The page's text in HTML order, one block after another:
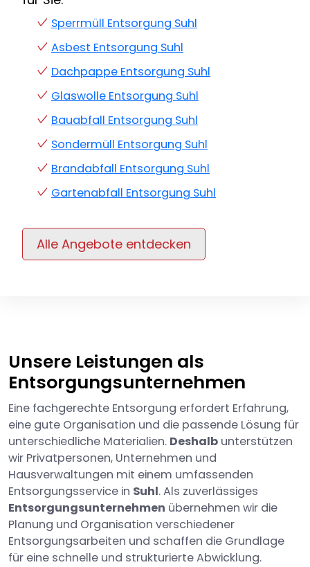
Sperrmüll Entsorgung Suhl
Asbest Entsorgung Suhl
Dachpappe Entsorgung Suhl
Glaswolle Entsorgung Suhl
Bauabfall Entsorgung Suhl
Sondermüll Entsorgung Suhl
Brandabfall Entsorgung Suhl
Gartenabfall Entsorgung Suhl
Alle Angebote entdecken
Unsere Leistungen als
Entsorgungsunternehmen
Eine fachgerechte Entsorgung erfordert Erfahrung,
eine gute Organisation und die passende Lösung für
unterschiedliche Materialien. Deshalb unterstützen
wir Privatpersonen, Unternehmen und
Hausverwaltungen mit einem umfassenden
Entsorgungsservice in Suhl. Als zuverlässiges
Entsorgungsunternehmen übernehmen wir die
Planung und Organisation verschiedener
Entsorgungsarbeiten und schaffen die Grundlage
für eine schnelle und strukturierte Abwicklung.